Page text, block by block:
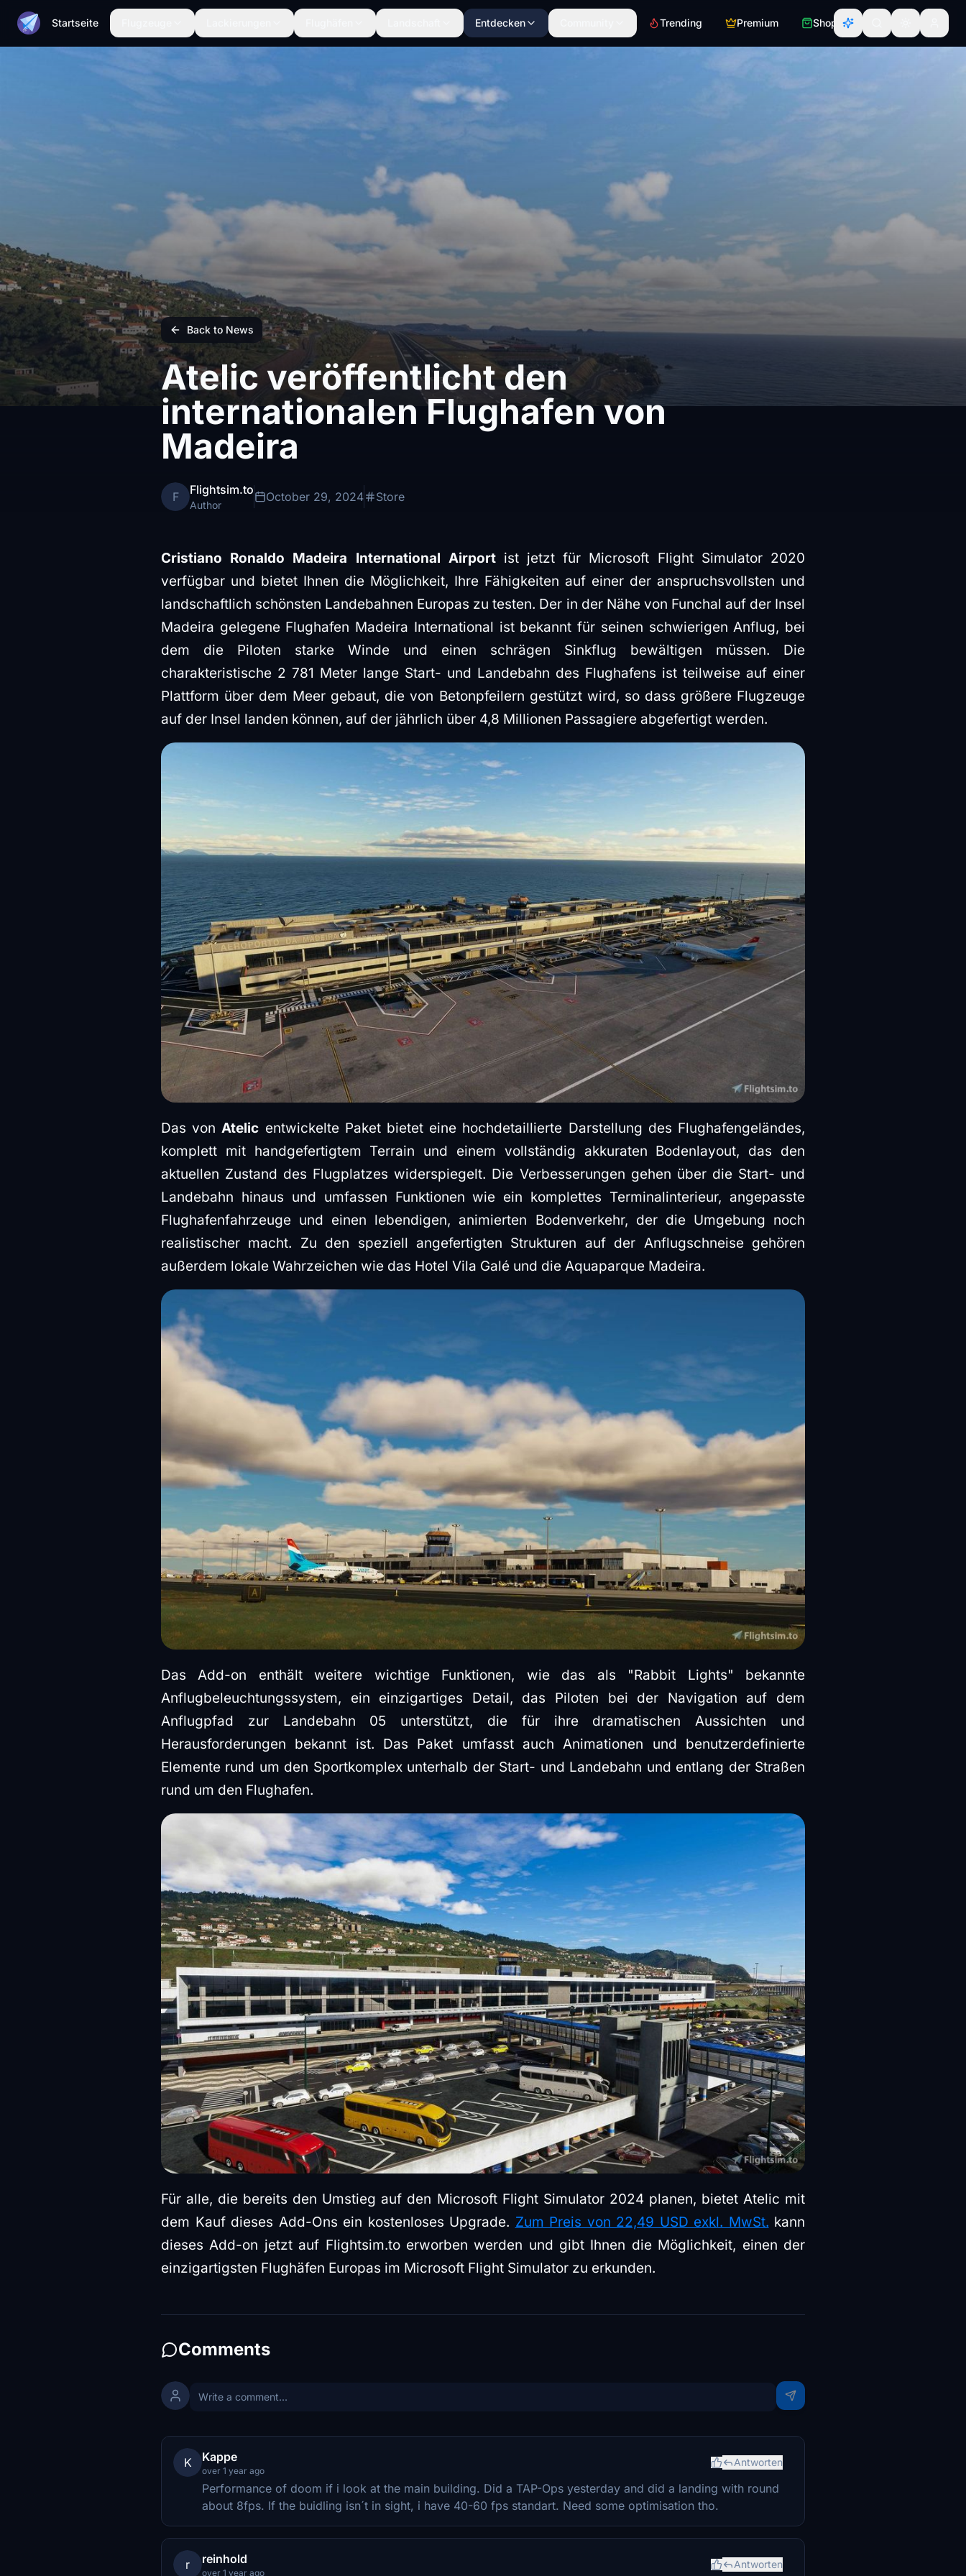
Startseite Entdecken Trending Premium Shop
Back to News
Atelic veröffentlicht den
internationalen Flughafen von
Madeira
F Flightsim.to
Author
October 29, 2024 Store
Cristiano Ronaldo Madeira International Airportist jetzt für Microsoft Flight Simulator 2020
verfügbar und bietet Ihnen die Möglichkeit, Ihre Fähigkeiten auf einer der anspruchsvollsten und
landschaftlich schönsten Landebahnen Europas zu testen. Der in der Nähe von Funchal auf der Insel
Madeira gelegene Flughafen Madeira International ist bekannt für seinen schwierigen Anflug, bei
dem die Piloten starke Winde und einen schrägen Sinkflug bewältigen müssen. Die
charakteristische 2 781 Meter lange Start- und Landebahn des Flughafens ist teilweise auf einer
Plattform über dem Meer gebaut, die von Betonpfeilern gestützt wird, so dass größere Flugzeuge
auf der Insel landen können, auf der jährlich über 4,8 Millionen Passagiere abgefertigt werden.
Das vonAtelic entwickelte Paket bietet eine hochdetaillierte Darstellung des Flughafengeländes,
komplett mit handgefertigtem Terrain und einem vollständig akkuraten Bodenlayout, das den
aktuellen Zustand des Flugplatzes widerspiegelt. Die Verbesserungen gehen über die Start- und
Landebahn hinaus und umfassen Funktionen wie ein komplettes Terminalinterieur, angepasste
Flughafenfahrzeuge und einen lebendigen, animierten Bodenverkehr, der die Umgebung noch
realistischer macht. Zu den speziell angefertigten Strukturen auf der Anflugschneise gehören
außerdem lokale Wahrzeichen wie das Hotel Vila Galé und die Aquaparque Madeira.
Das Add-on enthält weitere wichtige Funktionen, wie das als "Rabbit Lights" bekannte
Anflugbeleuchtungssystem, ein einzigartiges Detail, das Piloten bei der Navigation auf dem
Anflugpfad zur Landebahn 05 unterstützt, die für ihre dramatischen Aussichten und
Herausforderungen bekannt ist. Das Paket umfasst auch Animationen und benutzerdefinierte
Elemente rund um den Sportkomplex unterhalb der Start- und Landebahn und entlang der Straßen
rund um den Flughafen.
Für alle, die bereits den Umstieg auf den Microsoft Flight Simulator 2024 planen, bietet Atelic mit
dem Kauf dieses Add-Ons ein kostenloses Upgrade. Zum Preis von 22,49 USD exkl. MwSt. kann
dieses Add-on jetzt auf Flightsim.to erworben werden und gibt Ihnen die Möglichkeit, einen der
einzigartigsten Flughäfen Europas im Microsoft Flight Simulator zu erkunden.
Comments
K Kappe
over 1 year ago
Antworten
Performance of doom if i look at the main building. Did a TAP-Ops yesterday and did a landing with round
about 8fps. If the buidling isn´t in sight, i have 40-60 fps standart. Need some optimisation tho.
r reinhold
over 1 year ago
Antworten